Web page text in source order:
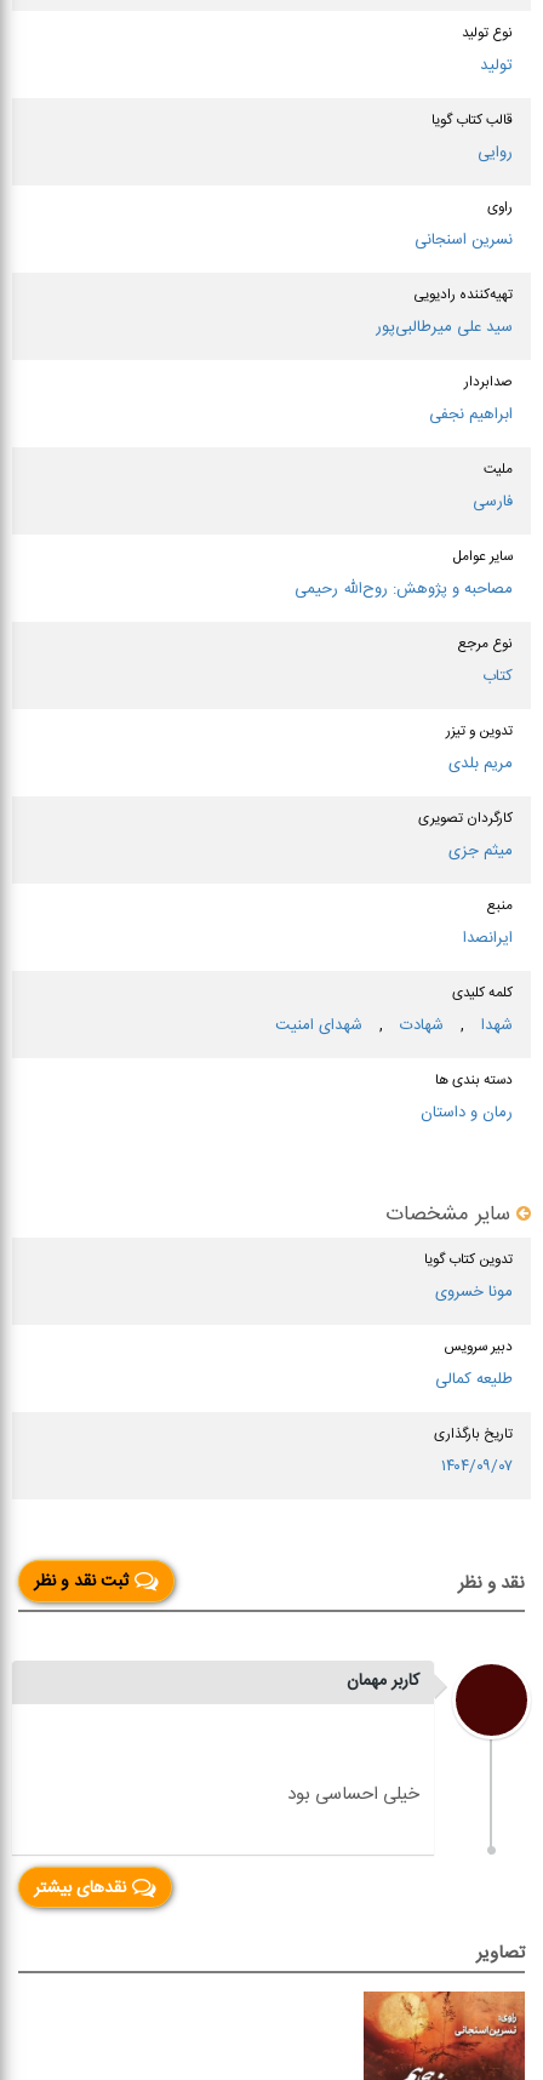
نوع تولید
تولید
قالب کتاب گویا
روایی
راوی
نسرین اسنجانی
تهیه‌کننده رادیویی
سید علی میرطالبی‌پور
صدابردار
ابراهیم نجفی
ملیت
فارسی
سایر عوامل
مصاحبه و پژوهش: روح‌الله رحیمی
نوع مرجع
کتاب
تدوین و تیزر
مریم بلدی
کارگردان تصویری
میثم جزی
منبع
ایرانصدا
کلمه کلیدی
شهدا , شهادت , شهدای امنیت
دسته بندی ها
رمان و داستان
سایر مشخصات
تدوین کتاب گویا
مونا خسروی
دبیر سرویس
طلیعه کمالی
تاریخ بارگذاری
۱۴۰۴/۰۹/۰۷
ثبت نقد و نظر نقد و نظر
کاربر مهمان
نقدهای بیشتر
تصاویر